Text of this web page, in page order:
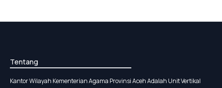
Tentang
Kantor Wilayah Kementerian Agama Provinsi Aceh Adalah Unit Vertikal